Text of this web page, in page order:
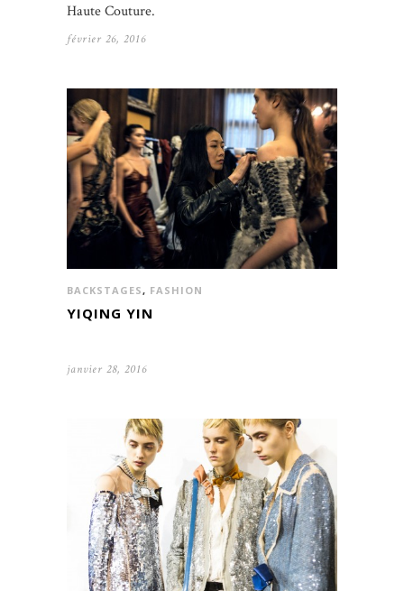
Haute Couture.
février 26, 2016
BACKSTAGES, FASHION
YIQING YIN
janvier 28, 2016